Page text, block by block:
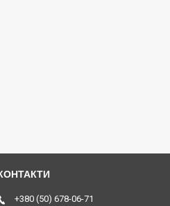
+380 (50) 678-06-71